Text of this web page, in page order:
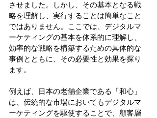
させました。しかし、その基本となる戦
略を理解し、実行することは簡単なこと
ではありません。ここでは、デジタルマ
ーケティングの基本を体系的に理解し、
効率的な戦略を構築するための具体的な
事例とともに、その必要性と効果を探り
ます。
例えば、日本の老舗企業である「和心」
は、伝統的な市場においてもデジタルマ
ーケティングを駆使することで、顧客層